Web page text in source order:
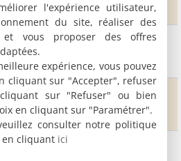
l'expérience utilisateur,
du site, réaliser des
et vous proposer des offres
expérience, vous pouvez
cliquant sur "Accepter", refuser
sur "Refuser" ou bien
en cliquant sur "Paramétrer".
consulter notre politique
en cliquant ici